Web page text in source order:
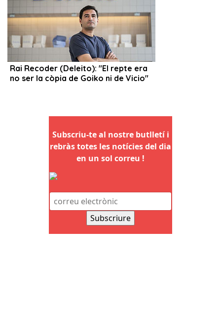
Subscriu-te al nostre butlletí i
rebràs totes les notícies del dia
en un sol correu !